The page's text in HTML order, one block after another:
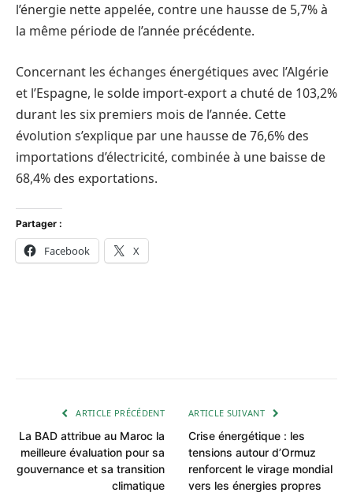
l’énergie nette appelée, contre une hausse de 5,7% à
la même période de l’année précédente.
Concernant les échanges énergétiques avec l’Algérie
et l’Espagne, le solde import-export a chuté de 103,2%
durant les six premiers mois de l’année. Cette
évolution s’explique par une hausse de 76,6% des
importations d’électricité, combinée à une baisse de
68,4% des exportations.
Partager :
Facebook X
ARTICLE PRÉCÉDENT
La BAD attribue au Maroc la
meilleure évaluation pour sa
gouvernance et sa transition
climatique
ARTICLE SUIVANT
Crise énergétique : les
tensions autour d’Ormuz
renforcent le virage mondial
vers les énergies propres